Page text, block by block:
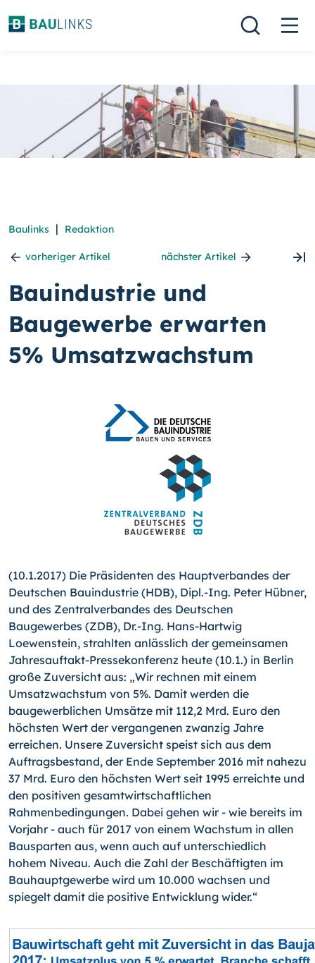
Baulinks | Redaktion
vorheriger Artikel nächster Artikel
Bauindustrie und
Baugewerbe erwarten
5% Umsatzwachstum
(10.1.2017) Die Präsidenten des Hauptverbandes der
Deutschen Bauindustrie (HDB), Dipl.-Ing. Peter Hübner,
und des Zentralverbandes des Deutschen
Baugewerbes (ZDB), Dr.-Ing. Hans-Hartwig
Loewenstein, strahlten anlässlich der gemeinsamen
Jahresauftakt-Pressekonferenz heute (10.1.) in Berlin
große Zuversicht aus: „Wir rechnen mit einem
Umsatzwachstum von 5%. Damit werden die
baugewerblichen Umsätze mit 112,2 Mrd. Euro den
höchsten Wert der vergangenen zwanzig Jahre
erreichen. Unsere Zuversicht speist sich aus dem
Auftragsbestand, der Ende September 2016 mit nahezu
37 Mrd. Euro den höchsten Wert seit 1995 erreichte und
den positiven gesamtwirtschaftlichen
Rahmenbedingungen. Dabei gehen wir - wie bereits im
Vorjahr - auch für 2017 von einem Wachstum in allen
Bausparten aus, wenn auch auf unterschiedlich
hohem Niveau. Auch die Zahl der Beschäftigten im
Bauhauptgewerbe wird um 10.000 wachsen und
spiegelt damit die positive Entwicklung wider.“